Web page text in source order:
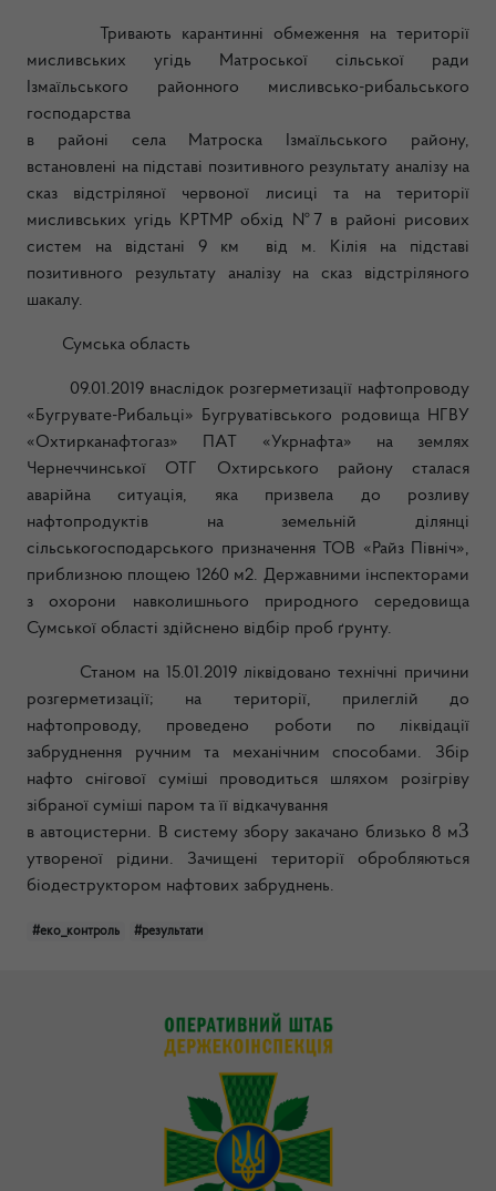
Тривають карантинні обмеження на території
мисливських угідь Матроської сільської ради
Ізмаїльського районного мисливсько-рибальського
господарства
в районі села Матроска Ізмаїльського району,
встановлені на підставі позитивного результату аналізу на
сказ відстріляної червоної лисиці та на території
мисливських угідь КРТМР обхід №7 в районі рисових
систем на відстані 9 км від м. Кілія на підставі
позитивного результату аналізу на сказ відстріляного
шакалу.
Сумська область
09.01.2019 внаслідок розгерметизації нафтопроводу
«Бугрувате-Рибальці» Бугруватівського родовища НГВУ
«Охтирканафтогаз» ПАТ «Укрнафта» на землях
Чернеччинської ОТГ Охтирського району сталася
аварійна ситуація, яка призвела до розливу
нафтопродуктів на земельній ділянці
сільськогосподарського призначення ТОВ «Райз Північ»,
приблизною площею 1260 м2. Державними інспекторами
з охорони навколишнього природного середовища
Сумської області здійснено відбір проб ґрунту.
Станом на 15.01.2019 ліквідовано технічні причини
розгерметизації; на території, прилеглій до
нафтопроводу, проведено роботи по ліквідації
забруднення ручним та механічним способами. Збір
нафто снігової суміші проводиться шляхом розігріву
зібраної суміші паром та її відкачування
в автоцистерни. В систему збору закачано близько 8 м3
утвореної рідини. Зачищені території обробляються
біодеструктором нафтових забруднень.
#еко_контроль #результати